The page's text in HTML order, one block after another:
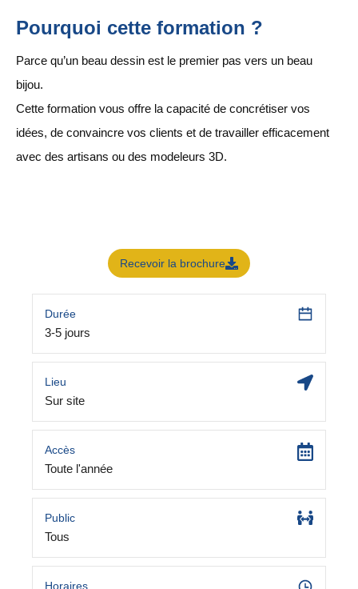
Pourquoi cette formation ?
Parce qu’un beau dessin est le premier pas vers un beau
bijou.
Cette formation vous offre la capacité de concrétiser vos
idées, de convaincre vos clients et de travailler efficacement
avec des artisans ou des modeleurs 3D.
Recevoir la brochure
Durée
3-5 jours
Lieu
Sur site
Accès
Toute l'année
Public
Tous
Horaires